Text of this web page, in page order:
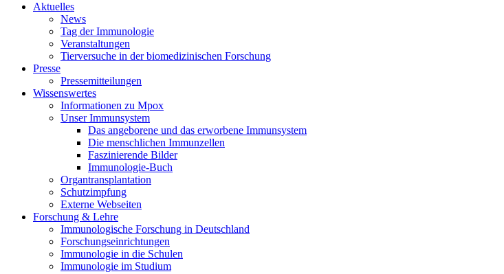
Aktuelles
News
Tag der Immunologie
Veranstaltungen
Tierversuche in der biomedizinischen Forschung
Presse
Pressemitteilungen
Wissenswertes
Informationen zu Mpox
Unser Immunsystem
Das angeborene und das erworbene Immunsystem
Die menschlichen Immunzellen
Faszinierende Bilder
Immunologie-Buch
Organtransplantation
Schutzimpfung
Externe Webseiten
Forschung & Lehre
Immunologische Forschung in Deutschland
Forschungseinrichtungen
Immunologie in die Schulen
Immunologie im Studium